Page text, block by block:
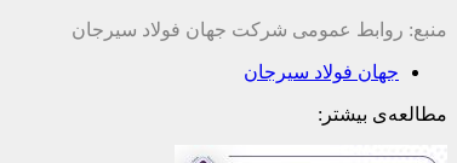
منبع: روابط عمومی شرکت جهان فولاد سیرجان
جهان فولاد سیرجان
مطالعه‌ی بیشتر: